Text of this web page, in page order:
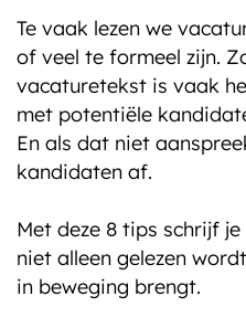
Te vaak lezen we
of veel te formeel zijn.
vacaturetekst is vaak
met potentiële
En als dat niet
kandidaten af.
Met deze 8 tips schrijf
niet alleen gelezen
in beweging brengt.